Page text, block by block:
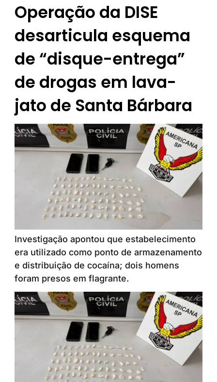
Operação da DISE
desarticula esquema
de “disque-entrega”
de drogas em lava-
jato de Santa Bárbara
Investigação apontou que estabelecimento
era utilizado como ponto de armazenamento
e distribuição de cocaína; dois homens
foram presos em flagrante.